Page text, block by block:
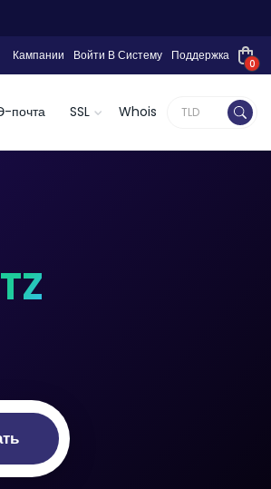
Кампании Войти В Систему Поддержка
0
почта SSL Whois